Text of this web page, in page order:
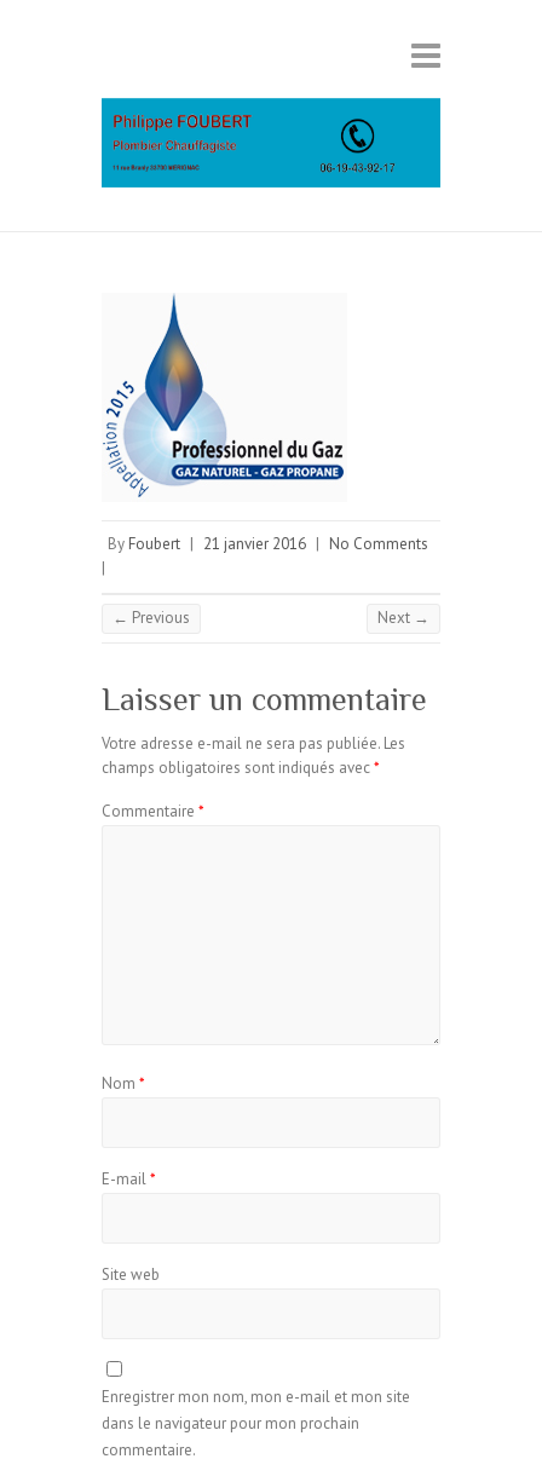
By Foubert | 21 janvier 2016 | No Comments
|
← Previous Next →
Laisser un commentaire
Votre adresse e-mail ne sera pas publiée. Les
champs obligatoires sont indiqués avec*
Commentaire *
Nom *
E-mail*
Site web
Enregistrer mon nom, mon e-mail et mon site
dans le navigateur pour mon prochain
commentaire.